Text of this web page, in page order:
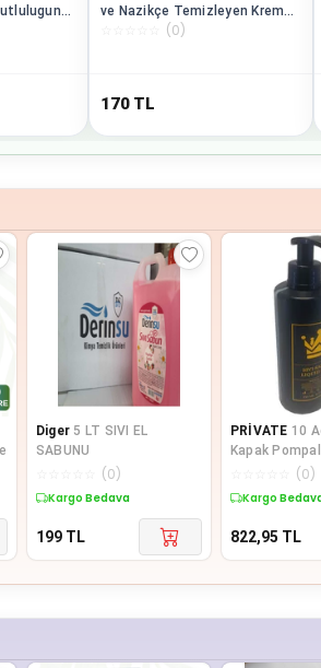
ve Nazikçe Temizleyen Kremsi
Duş Jeli-Kiraz Çiçeği eleg.367
(0)
170 TL
Diger 5 LT SIVI EL
SABUNU
(0)
Kargo Bedava
199 TL
PRİVATE 10
Kapak
Sabun Otel
(0)
Kargo
822,95 TL